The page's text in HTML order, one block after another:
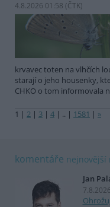
4.8.2026 01:58 (ČTK)
krvavec toten na vlhčích
starají o jeho housenky,
CHKO o tom informovala
1 | 2 | 3 | 4 | .. | 1581 | »
komentáře nejnovější
Jan
7.8.2026